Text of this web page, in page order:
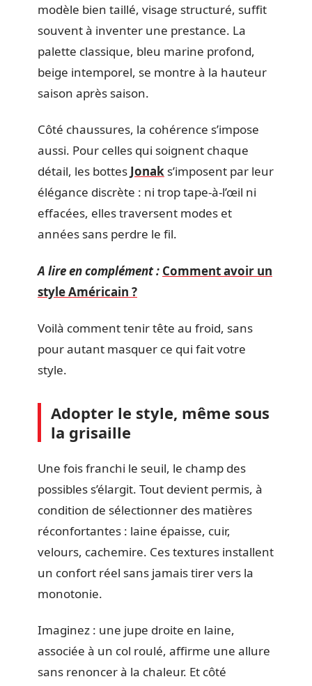
modèle bien taillé, visage structuré, suffit
souvent à inventer une prestance. La
palette classique, bleu marine profond,
beige intemporel, se montre à la hauteur
saison après saison.
Côté chaussures, la cohérence s’impose
aussi. Pour celles qui soignent chaque
détail, les bottes Jonak s’imposent par leur
élégance discrète : ni trop tape-à-l’œil ni
effacées, elles traversent modes et
années sans perdre le fil.
A lire en complément : Comment avoir un
style Américain ?
Voilà comment tenir tête au froid, sans
pour autant masquer ce qui fait votre
style.
Adopter le style, même sous
la grisaille
Une fois franchi le seuil, le champ des
possibles s’élargit. Tout devient permis, à
condition de sélectionner des matières
réconfortantes : laine épaisse, cuir,
velours, cachemire. Ces textures installent
un confort réel sans jamais tirer vers la
monotonie.
Imaginez : une jupe droite en laine,
associée à un col roulé, affirme une allure
sans renoncer à la chaleur. Et côté